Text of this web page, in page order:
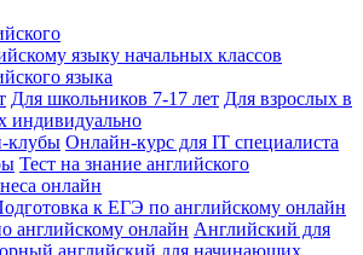
языку начальных классов
языка
Для школьников 7-17 лет Для взрослых в
индивидуально
клубы Онлайн-курс для IT специалиста
Тест на знание английского
онлайн
к ЕГЭ по английскому онлайн
английскому онлайн Английский для
английский для начинающих